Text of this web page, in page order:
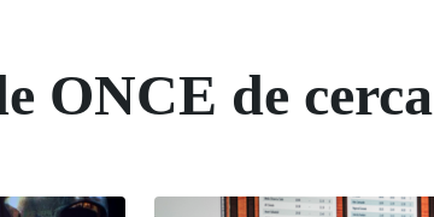
ONCE de cerca